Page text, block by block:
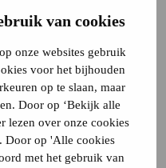
van cookies
onze websites gebruik
voor het bijhouden
op te slaan, maar
Door op ‘Bekijk alle
lezen over onze cookies
Door op 'Alle cookies
met het gebruik van